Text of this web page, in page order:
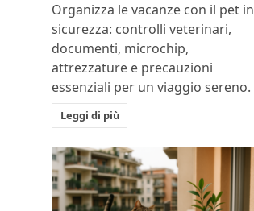
Organizza le vacanze con il pet in
sicurezza: controlli veterinari,
documenti, microchip,
attrezzature e precauzioni
essenziali per un viaggio sereno.
Leggi di più